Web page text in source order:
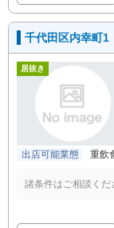
千代田区内幸町1
居抜き
出店可能業態
重飲
諸条件はご相談くだ